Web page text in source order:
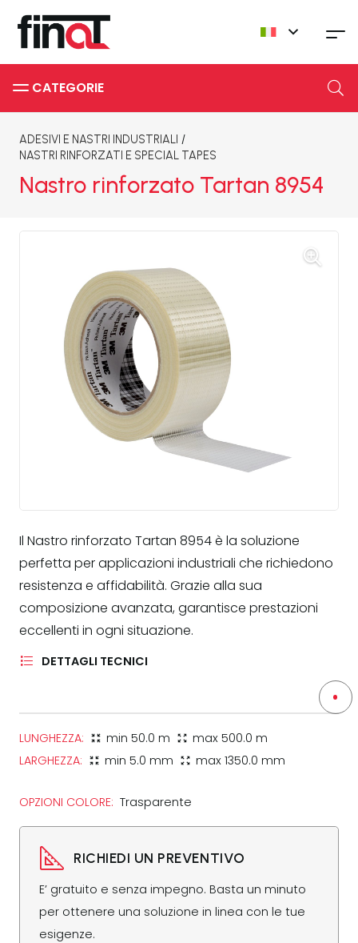
CATEGORIE
ADESIVI E NASTRI INDUSTRIALI /
NASTRI RINFORZATI E SPECIAL TAPES
Nastro rinforzato Tartan 8954
Il Nastro rinforzato Tartan 8954 è la soluzione
perfetta per applicazioni industriali che richiedono
resistenza e affidabilità. Grazie alla sua
composizione avanzata, garantisce prestazioni
eccellenti in ogni situazione.
DETTAGLI TECNICI
OPZIONI COLORE: Trasparente
LUNGHEZZA: zoom_in_map min 50.0 m zoom_out_map max 500.0 m
LARGHEZZA:
zoom_in_map min 5.0 mm zoom_out_map max 1350.0 mm
RICHIEDI UN PREVENTIVO
E’ gratuito e senza impegno. Basta un minuto
per ottenere una soluzione in linea con le tue
esigenze.